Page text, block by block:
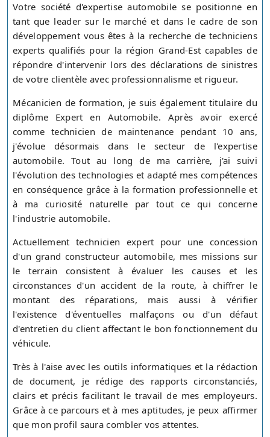
Votre société d'expertise automobile se positionne en
tant que leader sur le marché et dans le cadre de son
développement vous êtes à la recherche de techniciens
experts qualifiés pour la région Grand-Est capables de
répondre d'intervenir lors des déclarations de sinistres
de votre clientèle avec professionnalisme et rigueur.
Mécanicien de formation, je suis également titulaire du
diplôme Expert en Automobile. Après avoir exercé
comme technicien de maintenance pendant 10 ans,
j'évolue désormais dans le secteur de l'expertise
automobile. Tout au long de ma carrière, j'ai suivi
l'évolution des technologies et adapté mes compétences
en conséquence grâce à la formation professionnelle et
à ma curiosité naturelle par tout ce qui concerne
l'industrie automobile.
Actuellement technicien expert pour une concession
d'un grand constructeur automobile, mes missions sur
le terrain consistent à évaluer les causes et les
circonstances d'un accident de la route, à chiffrer le
montant des réparations, mais aussi à vérifier
l'existence d'éventuelles malfaçons ou d'un défaut
d'entretien du client affectant le bon fonctionnement du
véhicule.
Très à l'aise avec les outils informatiques et la rédaction
de document, je rédige des rapports circonstanciés,
clairs et précis facilitant le travail de mes employeurs.
Grâce à ce parcours et à mes aptitudes, je peux affirmer
que mon profil saura combler vos attentes.